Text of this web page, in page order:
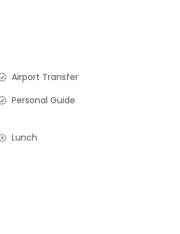
Airport Transfer
Personal Guide
Lunch